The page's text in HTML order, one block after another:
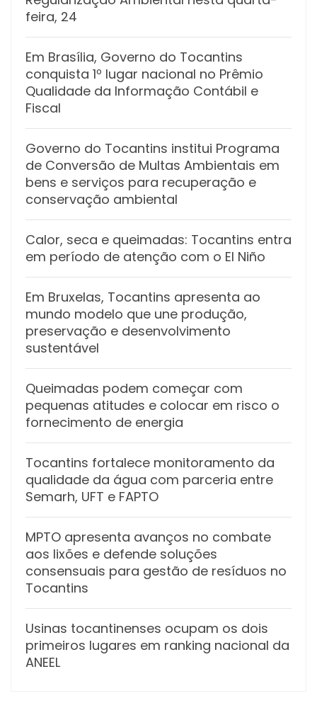
feira, 24
Em Brasília, Governo do Tocantins
conquista 1º lugar nacional no Prêmio
Qualidade da Informação Contábil e
Fiscal
Governo do Tocantins institui Programa
de Conversão de Multas Ambientais em
bens e serviços para recuperação e
conservação ambiental
Calor, seca e queimadas: Tocantins entra
em período de atenção com o El Niño
Em Bruxelas, Tocantins apresenta ao
mundo modelo que une produção,
preservação e desenvolvimento
sustentável
Queimadas podem começar com
pequenas atitudes e colocar em risco o
fornecimento de energia
Tocantins fortalece monitoramento da
qualidade da água com parceria entre
Semarh, UFT e FAPTO
MPTO apresenta avanços no combate
aos lixões e defende soluções
consensuais para gestão de resíduos no
Tocantins
Usinas tocantinenses ocupam os dois
primeiros lugares em ranking nacional da
ANEEL